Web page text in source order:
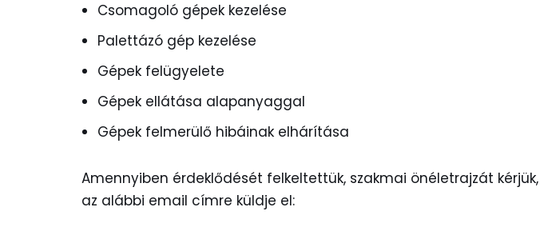
Csomagoló gépek kezelése
Palettázó gép kezelése
Gépek felügyelete
Gépek ellátása alapanyaggal
Gépek felmerülő hibáinak elhárítása
Amennyiben érdeklődését felkeltettük, szakmai önéletrajzát
az alábbi email címre küldje el: